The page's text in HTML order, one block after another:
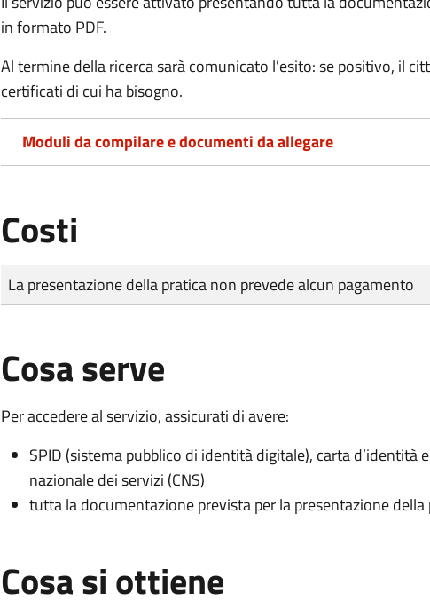
in formato PDF.
Al termine della ricerca sarà comunicato l'esito: se positivo, il
certificati di cui ha bisogno.
Moduli da compilare e documenti da allegare
Costi
Tipo di pagamento
Importo
La presentazione della pratica non prevede alcun pagamento
Cosa serve
Per accedere al servizio, assicurati di avere:
SPID (sistema pubblico di identità digitale), carta d’identità
nazionale dei servizi (CNS)
tutta la documentazione prevista per la presentazione della
Cosa si ottiene